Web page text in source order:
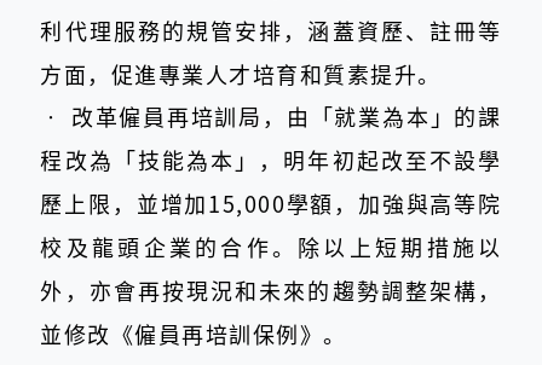
利代理服務的規管安排，涵蓋資歷、註冊等
方面，促進專業人才培育和質素提升。
‧ 改革僱員再培訓局，由「就業為本」的課
程改為「技能為本」，明年初起改至不設學
歷上限，並增加15,000學額，加強與高等院
校及龍頭企業的合作。除以上短期措施以
外，亦會再按現況和未來的趨勢調整架構，
並修改《僱員再培訓保例》。